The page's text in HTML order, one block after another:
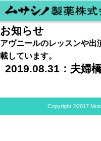
お知らせ
アヴニールのレッスンや出
載しています。
2019.08.31： 夫婦
Copyright ©2017